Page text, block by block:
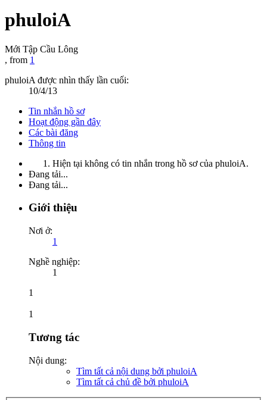
phuloiA
Mới Tập Cầu Lông
, from 1
phuloiA được nhìn thấy lần cuối:
10/4/13
Tin nhắn hồ sơ
Hoạt động gần đây
Các bài đăng
Thông tin
Hiện tại không có tin nhắn trong hồ sơ của phuloiA.
Đang tải...
Đang tải...
Giới thiệu
Nơi ở:
1
Nghề nghiệp:
1
1
1
Tương tác
Nội dung:
Tìm tất cả nội dung bởi phuloiA
Tìm tất cả chủ đề bởi phuloiA